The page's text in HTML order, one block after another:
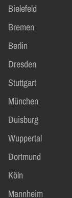
Bielefeld
Bremen
Berlin
Dresden
Stuttgart
München
Duisburg
Wuppertal
Dortmund
Köln
Mannheim